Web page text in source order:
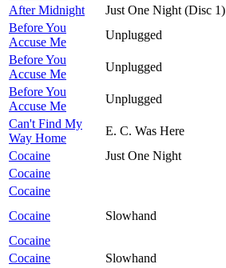
After Midnight
Just One Night (Disc 1)
Before You
Accuse Me
Unplugged
Before You
Accuse Me
Unplugged
Before You
Accuse Me
Unplugged
Can't Find My
Way Home
E. C. Was Here
Cocaine
Just One Night
Cocaine
Cocaine
Cocaine
Slowhand
Cocaine
Cocaine
Slowhand